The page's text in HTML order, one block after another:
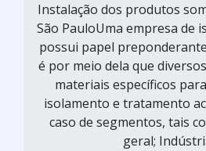
Instalação dos produtos
São PauloUma empresa de
possui papel
é por meio dela que
materiais específicos
isolamento e tratamento
caso de segmentos, tais
geral;